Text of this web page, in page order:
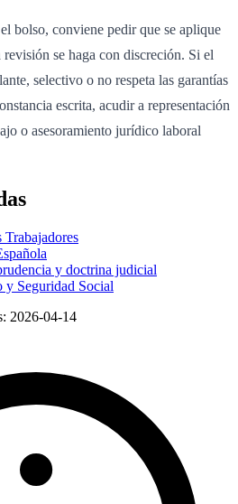
bolso, conviene pedir que se aplique
se haga con discreción. Si el
selectivo o no respeta las garantías
escrita, acudir a representación
o asesoramiento jurídico laboral
y doctrina judicial
y Seguridad Social
2026-04-14